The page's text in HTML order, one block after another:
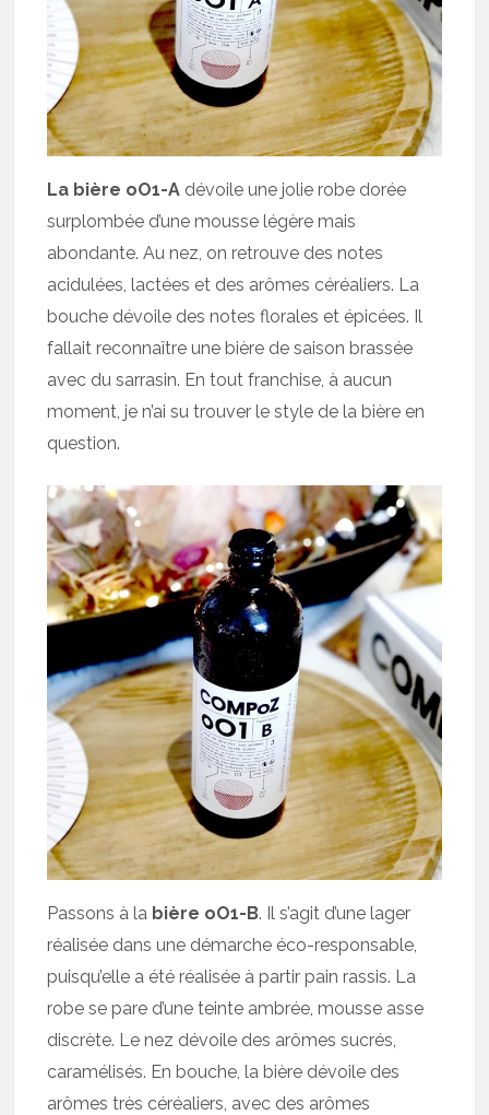
La bière oO1-A dévoile une jolie robe dorée
surplombée d’une mousse légère mais
abondante. Au nez, on retrouve des notes
acidulées, lactées et des arômes céréaliers. La
bouche dévoile des notes florales et épicées. Il
fallait reconnaître une bière de saison brassée
avec du sarrasin. En tout franchise, à aucun
moment, je n’ai su trouver le style de la bière en
question.
Passons à la bière oO1-B. Il s’agit d’une lager
réalisée dans une démarche éco-responsable,
puisqu’elle a été réalisée à partir pain rassis. La
robe se pare d’une teinte ambrée, mousse asse
discrète. Le nez dévoile des arômes sucrés,
caramélisés. En bouche, la bière dévoile des
arômes très céréaliers, avec des arômes